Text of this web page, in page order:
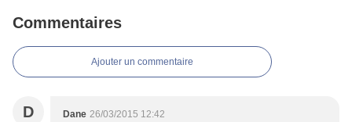
Commentaires
Ajouter un commentaire
D Dane 26/03/2015 12:42